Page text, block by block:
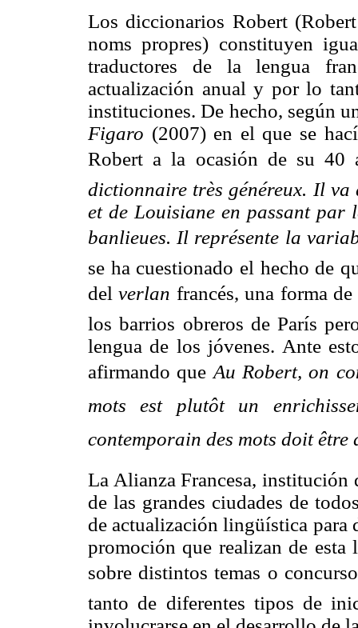
Los diccionarios Robert
noms propres) constituyen
traductores de la lengua
actualización anual y por lo
instituciones. De hecho, según
Figaro (2007) en el que se
Robert a la ocasión de su 40
dictionnaire très généreux. Il va
et de Louisiane en passant par
banlieues. Il représente la
se ha cuestionado el hecho de
del verlan  francés, una forma
los barrios obreros de París
lengua de los jóvenes. Ante
afirmando que Au Robert, on
mots est plutôt un
contemporain des mots doit être
La Alianza Francesa, institución
de las grandes ciudades de
de actualización lingüística para
promoción que realizan de esta
sobre distintos temas o
tanto de diferentes tipos de